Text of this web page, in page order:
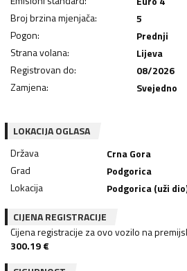
Broj brzina mjenjača:
5
Pogon:
Prednji
Strana volana:
Lijeva
Registrovan do:
08/2026
Zamjena: Svejedno
LOKACIJA OGLASA
Država
Crna Gora
Grad
Podgorica
Lokacija
Podgorica (uži
CIJENA REGISTRACIJE
Cijena registracije za ovo vozilo na
300.19€